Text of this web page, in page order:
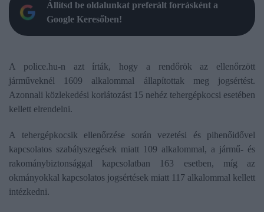
Állítsd be oldalunkat preferált forrásként a
Google Keresőben!
A police.hu-n azt írták, hogy a rendőrök az ellenőrzött
járműveknél 1609 alkalommal állapítottak meg jogsértést.
Azonnali közlekedési korlátozást 15 nehéz tehergépkocsi esetében
kellett elrendelni.
A tehergépkocsik ellenőrzése során vezetési és pihenőidővel
kapcsolatos szabályszegések miatt 109 alkalommal, a jármű- és
rakománybiztonsággal kapcsolatban 163 esetben, míg az
okmányokkal kapcsolatos jogsértések miatt 117 alkalommal kellett
intézkedni.